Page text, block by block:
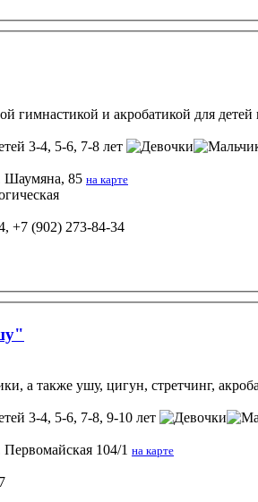
гимнастикой и акробатикой для детей
3-4, 5-6, 7-8 лет
Шаумяна, 85 на карте
+7 (902) 273-84-34
а также ушу, цигун, стретчинг,
3-4, 5-6, 7-8, 9-10 лет
Первомайская 104/1 на карте